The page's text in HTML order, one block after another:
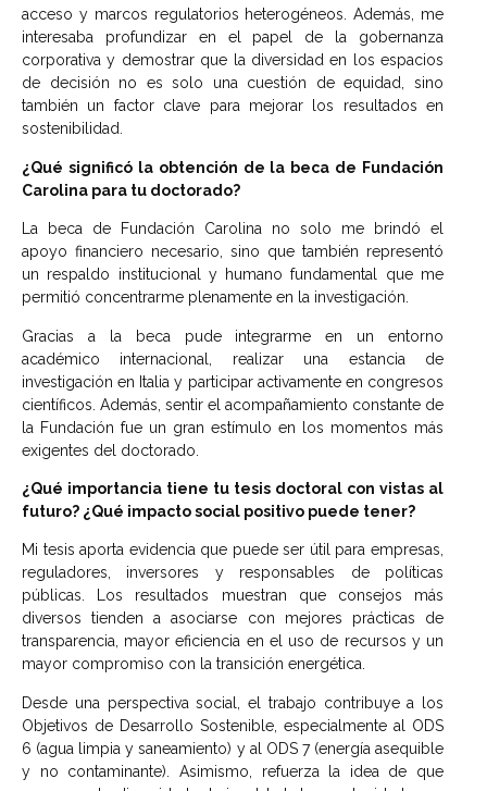
acceso y marcos regulatorios heterogéneos. Además, me
interesaba profundizar en el papel de la gobernanza
corporativa y demostrar que la diversidad en los espacios
de decisión no es solo una cuestión de equidad, sino
también un factor clave para mejorar los resultados en
sostenibilidad.
¿Qué significó la obtención de la beca de Fundación
Carolina para tu doctorado?
La beca de Fundación Carolina no solo me brindó el
apoyo financiero necesario, sino que también representó
un respaldo institucional y humano fundamental que me
permitió concentrarme plenamente en la investigación.
Gracias a la beca pude integrarme en un entorno
académico internacional, realizar una estancia de
investigación en Italia y participar activamente en congresos
científicos. Además, sentir el acompañamiento constante de
la Fundación fue un gran estímulo en los momentos más
exigentes del doctorado.
¿Qué importancia tiene tu tesis doctoral con vistas al
futuro? ¿Qué impacto social positivo puede tener?
Mi tesis aporta evidencia que puede ser útil para empresas,
reguladores, inversores y responsables de políticas
públicas. Los resultados muestran que consejos más
diversos tienden a asociarse con mejores prácticas de
transparencia, mayor eficiencia en el uso de recursos y un
mayor compromiso con la transición energética.
Desde una perspectiva social, el trabajo contribuye a los
Objetivos de Desarrollo Sostenible, especialmente al ODS
6 (agua limpia y saneamiento) y al ODS 7 (energía asequible
y no contaminante). Asimismo, refuerza la idea de que